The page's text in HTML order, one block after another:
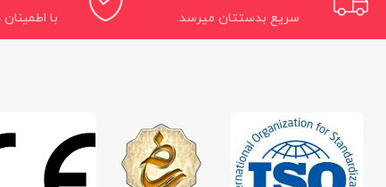
سریع بدستتان میرسد. با